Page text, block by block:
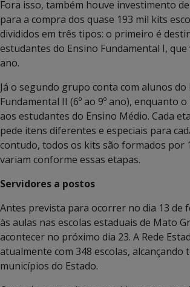
Fora isso, também houve investimento
para a compra dos quase 193 mil kits
divididos em três tipos: o primeiro é
estudantes do Ensino Fundamental I, que
ano.
Já o segundo grupo conta com alunos do
Fundamental II (6º ao 9º ano), enquanto
aos estudantes do Ensino Médio. Cada
pede itens diferentes e especiais para
contudo, todos os kits são formados por
variam conforme essas etapas.
Servidores a postos
Antes prevista para ocorrer no dia 13 de
às aulas nas escolas estaduais de Mato
acontecer no próximo dia 23. A Rede
atualmente com 348 escolas, alcançando
municípios do Estado.